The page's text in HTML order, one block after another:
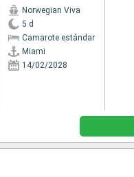
Norwegian Viva
5 d
Camarote estándar
Miami
14/02/2028